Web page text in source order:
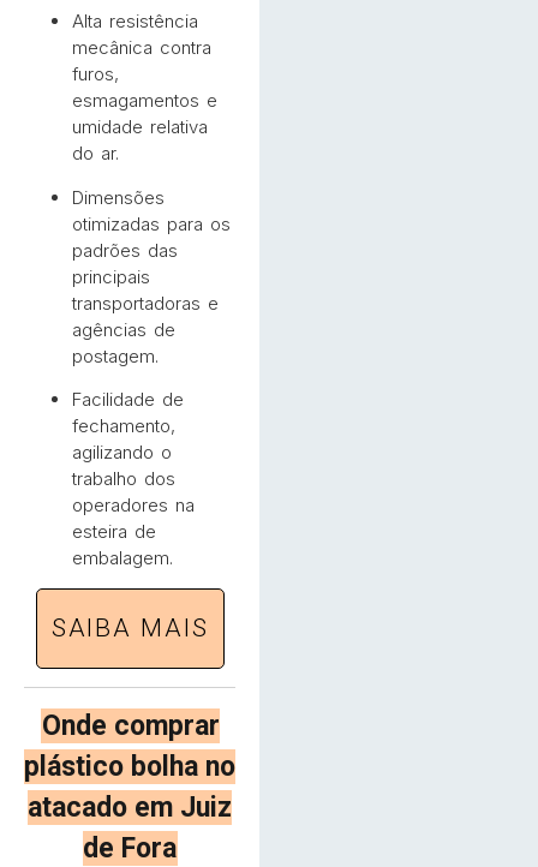
Alta resistência
mecânica contra
furos,
esmagamentos e
umidade relativa
do ar.
Dimensões
otimizadas para os
padrões das
principais
transportadoras e
agências de
postagem.
Facilidade de
fechamento,
agilizando o
trabalho dos
operadores na
esteira de
embalagem.
SAIBA MAIS
Onde comprar
plástico bolha no
atacado em Juiz
de Fora